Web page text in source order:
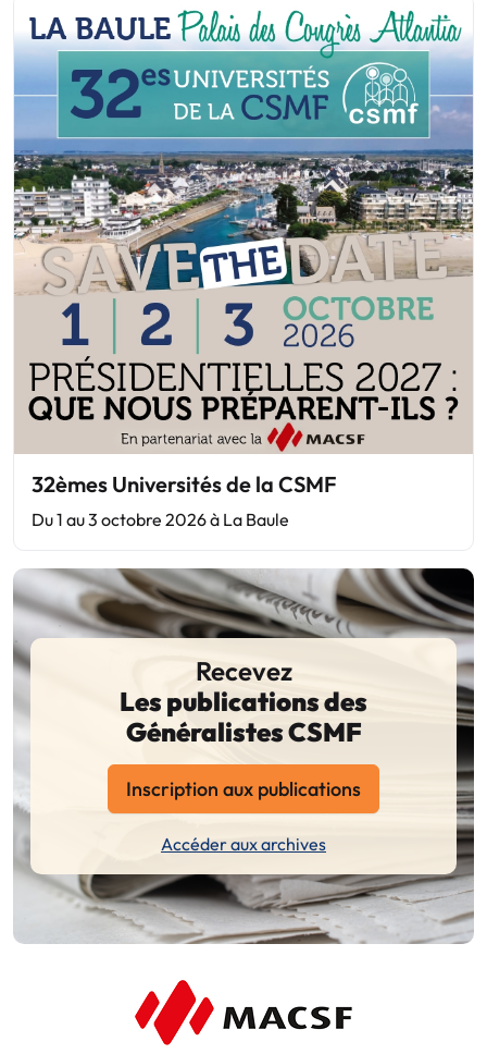
32èmes Universités de la CSMF
Du 1 au 3 octobre 2026 à La Baule
Recevez
Les publications des
Généralistes CSMF
Inscription aux publications
Accéder aux archives